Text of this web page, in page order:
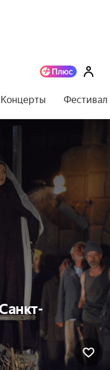
Концерты